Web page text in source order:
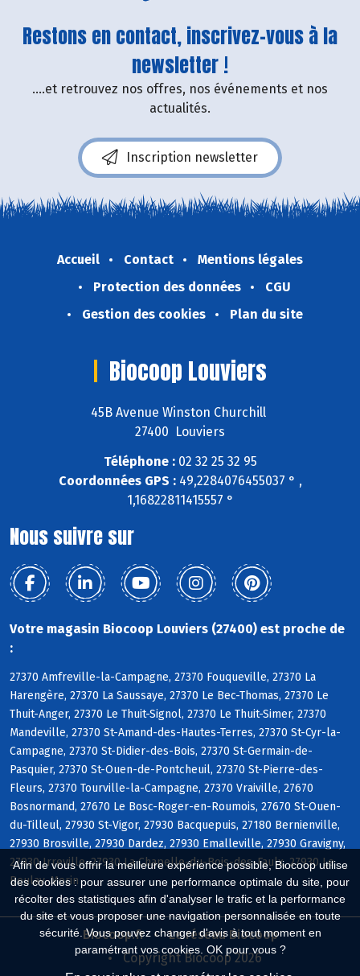
Afin de vous offrir la meilleure expérience possible, Biocoop utilise
des cookies : pour assurer une performance optimale du site, pour
récolter des statistiques afin d'analyser le trafic et la performance
du site et vous proposer une navigation personnalisée en toute
sécurité. Vous pouvez changer d'avis à tout moment en
paramétrant vos cookies. OK pour vous ?
Restons en contact, inscrivez-vous à la
newsletter !
....et retrouvez nos offres, nos événements et nos
actualités.
Inscription newsletter
Accueil Contact
Mentions légales
Protection des données
CGU
Gestion des cookies
Plan du site
Biocoop Louviers
45B Avenue Winston Churchill
27400 Louviers
Téléphone :02 32 25 32 95
Coordonnées GPS :49,2284076455037 ° ,
1,16822811415557 °
Nous suivre sur
Votre magasin Biocoop Louviers (27400) est proche de
:
27370 Amfreville-la-Campagne, 27370 Fouqueville, 27370 La
Harengère, 27370 La Saussaye, 27370 Le Bec-Thomas, 27370 Le
Thuit-Anger, 27370 Le Thuit-Signol, 27370 Le Thuit-Simer, 27370
Mandeville, 27370 St-Amand-des-Hautes-Terres, 27370 St-Cyr-la-
Campagne, 27370 St-Didier-des-Bois, 27370 St-Germain-de-
Pasquier, 27370 St-Ouen-de-Pontcheuil, 27370 St-Pierre-des-
Fleurs, 27370 Tourville-la-Campagne, 27370 Vraiville, 27670
Bosnormand, 27670 Le Bosc-Roger-en-Roumois, 27670 St-Ouen-
du-Tilleul, 27930 St-Vigor, 27930 Bacquepuis, 27180 Bernienville,
27930 Brosville, 27930 Dardez, 27930 Emalleville, 27930 Gravigny,
27930 Irreville, 27930 La Chapelle-du-Bois-des-Faulx, 27930 Le
Boulay-Morin
Biocoop.fr
Le réseau Biocoop
Copyright Biocoop 2026